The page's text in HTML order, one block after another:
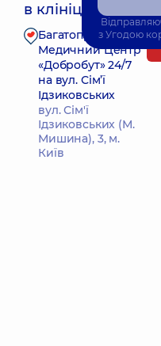
в клініці
Багатопрофільний
Медичний Центр
«Добробут» 24/7
на вул. Сім’ї
Ідзиковських
вул. Сім'ї
Ідзиковських (М.
Мишина), 3, м.
Київ
з Угодою